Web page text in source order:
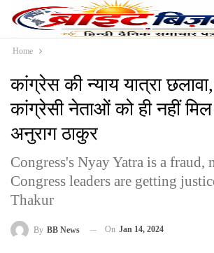
Home
कांग्रेस की न्याय यात्रा
कांग्रेसी नेताओं को ही नहीं मिल
अनुराग ठाकुर
Congress's Nyay Yatra is a fraud,
Congress leaders are getting
Thakur
By BB News On Jan 14, 2024